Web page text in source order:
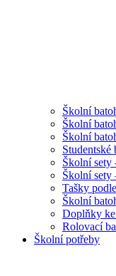
Školní
Školní
Školní
Studentské
Školní sety
Školní sety
Tašky
Školní
Doplňky
Rolovací
Školní potřeby